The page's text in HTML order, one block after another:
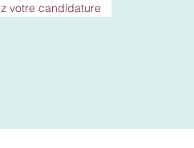
votre candidature